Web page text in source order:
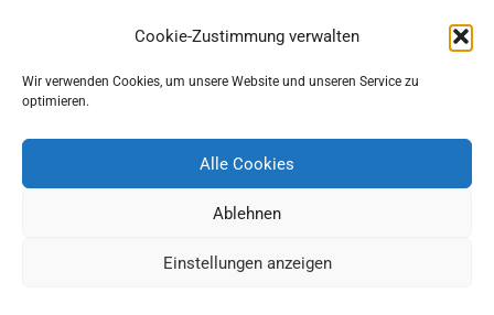
Cookie-Zustimmung verwalten
Wir verwenden Cookies, um unsere Website und unseren Service zu
optimieren.
Alle Cookies
Ablehnen
Einstellungen anzeigen